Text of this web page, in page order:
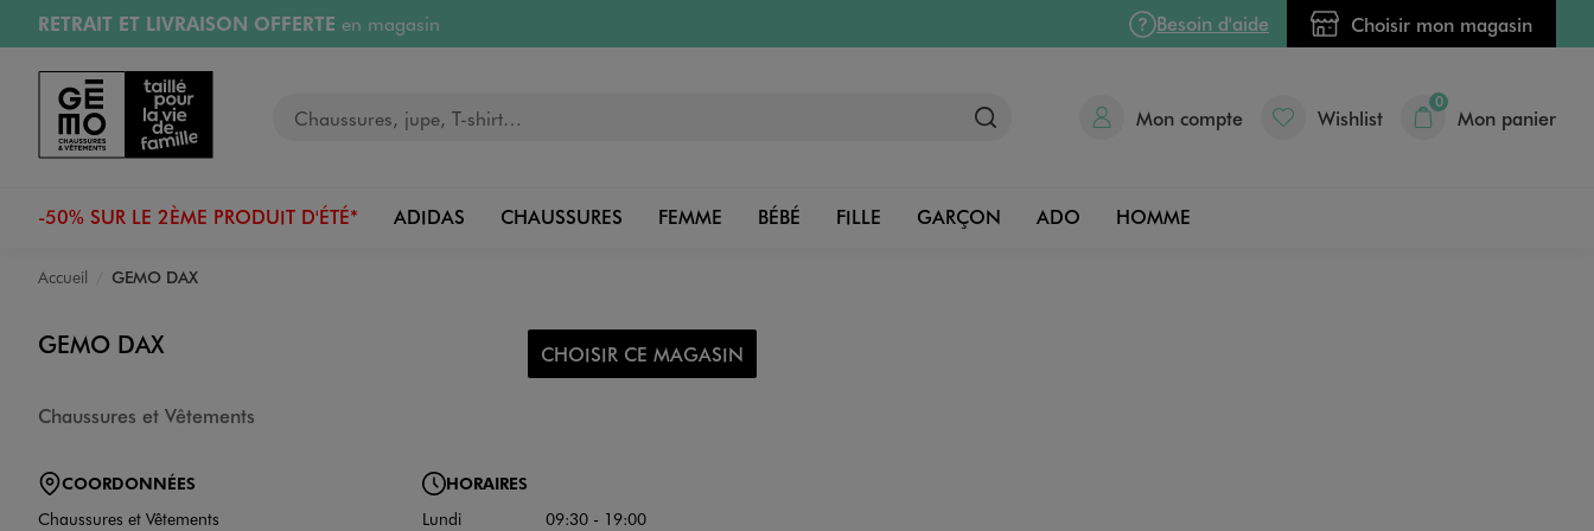
Aller au contenu principal
Aller à la navigation
RETRAIT ET LIVRAISON OFFERTE en magasin
Retours OFFERTSpendant 30 jours
PAYEZ EN 3x SANS FRAIS
dès 50€
RÉSERVATION GRATUITE
Besoin d'aide Choisir mon magasin
Mon compte Wishlist
0
Mon panier
-50% SUR LE 2ÈME PRODUIT D'ÉTÉ* ADIDAS CHAUSSURES FEMME BÉBÉ FILLE GARÇON ADO HOMME
Accueil GEMO DAX
GEMO DAX
Chaussures et Vêtements
CHOISIR CE MAGASIN
COORDONNÉES
Chaussures et Vêtements
HORAIRES
Lundi
09:30 - 19:00